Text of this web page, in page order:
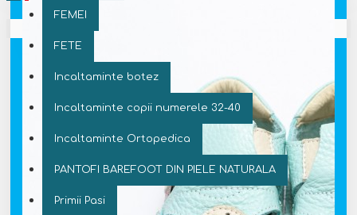
FEMEI
FETE
Incaltaminte botez
Incaltaminte copii numerele 32-40
Incaltaminte Ortopedica
PANTOFI BAREFOOT DIN PIELE NATURALA
Primii Pasi
Coșul este gol!